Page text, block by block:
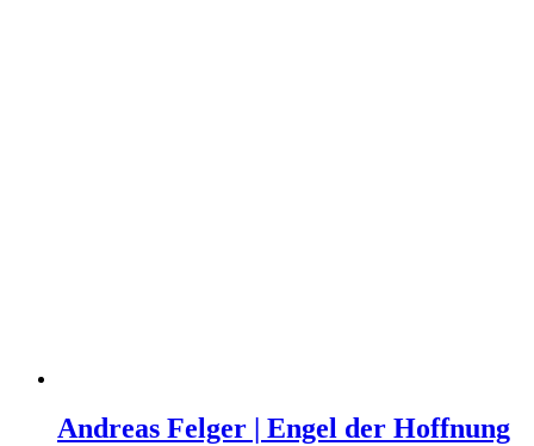
Andreas Felger | Engel der Hoffnung